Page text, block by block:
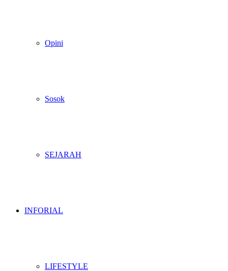
Opini
Sosok
SEJARAH
INFORIAL
LIFESTYLE